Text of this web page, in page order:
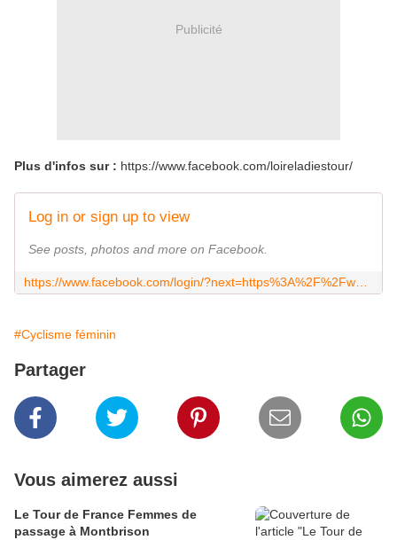
Publicité
Plus d'infos sur : https://www.facebook.com/loireladiestour/
Log in or sign up to view
See posts, photos and more on Facebook.
#Cyclisme féminin
Partager
Vous aimerez aussi
Le Tour de France Femmes de
passage à Montbrison